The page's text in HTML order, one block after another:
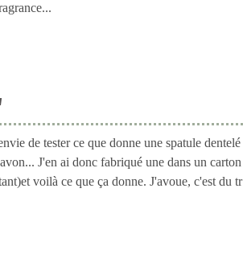
de tester ce que donne une spatule dentelé
J'en ai donc fabriqué une dans un carton
voilà ce que ça donne. J'avoue, c'est du tr